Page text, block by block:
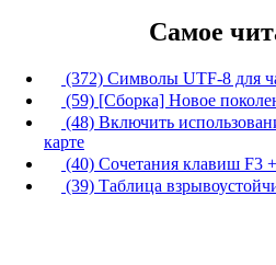
Самое
(372) Символы UTF-8 для
(59) [Сборка] Новое
(48) Включить
карте
(40) Сочетания клавиш F3
(39) Таблица